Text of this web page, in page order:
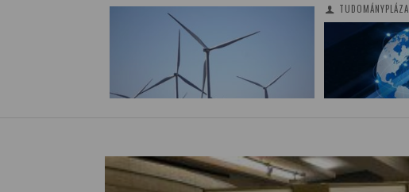
TUDOMÁNYPLÁZA